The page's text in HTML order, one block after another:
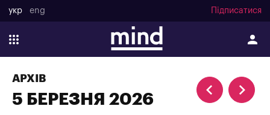
укр eng Підписатися
АРХІВ
5 БЕРЕЗНЯ 2026